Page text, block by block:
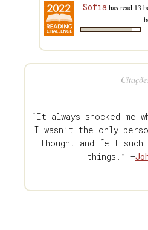
Sofiahas read 13
“It always shocked me
I wasn’t the only
thought and felt such
things.” —